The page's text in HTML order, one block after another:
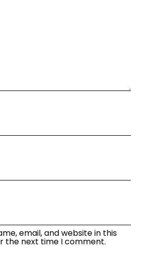
email, and website in this
the next time I comment.